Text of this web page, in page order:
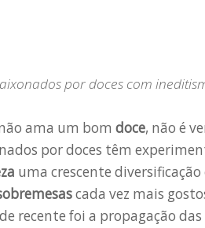
por doces com
ama um bom doce, não é
por doces têm
uma crescente
cada vez mais
recente foi a propagação